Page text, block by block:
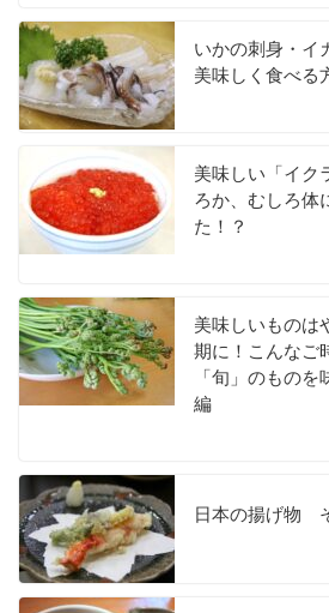
いかの刺身・
美味しく食べる
美味しい「イ
ろか、むしろ体
た！？
美味しいものは
期に！こんなご
「旬」のものを
編
日本の揚げ物